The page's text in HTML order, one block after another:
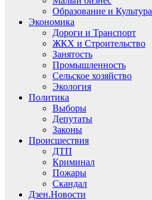
Образование и Культура
Экономика
Дороги и Транспорт
ЖКХ и Строительство
Занятость
Промышленность
Сельское хозяйство
Экология
Политика
Выборы
Депутаты
Законы
Происшествия
ДТП
Криминал
Пожары
Скандал
Дзен.Новости